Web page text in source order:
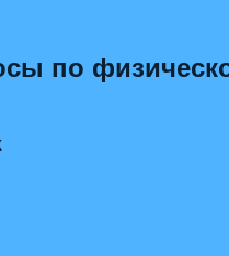
по